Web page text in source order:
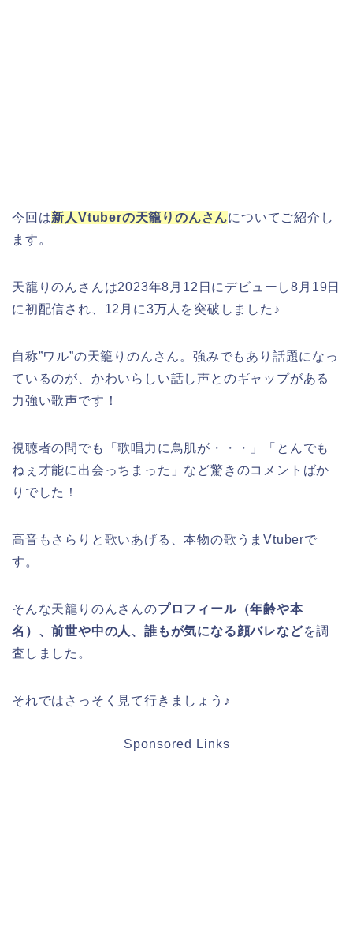
今回は新人Vtuberの天籠りのんさんについてご紹介し
ます。
天籠りのんさんは2023年8月12日にデビューし8月19日
に初配信され、12月に3万人を突破しました♪
自称”ワル”の天籠りのんさん。強みでもあり話題になっ
ているのが、かわいらしい話し声とのギャップがある
力強い歌声です！
視聴者の間でも「歌唱力に鳥肌が・・・」「とんでも
ねぇ才能に出会っちまった」など驚きのコメントばか
りでした！
高音もさらりと歌いあげる、本物の歌うまVtuberで
す。
そんな天籠りのんさんのプロフィール（年齢や本
名）、前世や中の人、誰もが気になる顔バレなどを調
査しました。
それではさっそく見て行きましょう♪
Sponsored Links